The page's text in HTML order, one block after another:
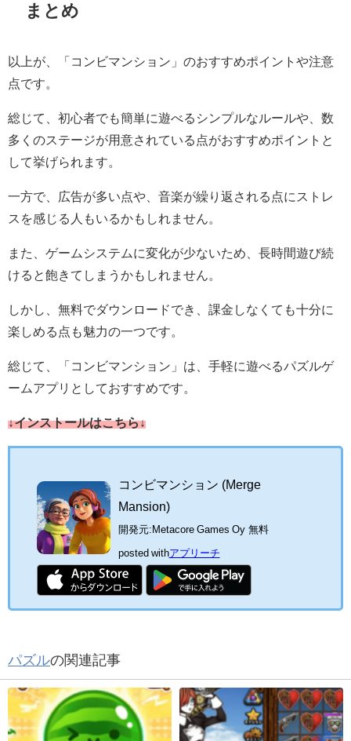
まとめ
以上が、「コンビマンション」のおすすめポイントや注意
点です。
総じて、初心者でも簡単に遊べるシンプルなルールや、数
多くのステージが用意されている点がおすすめポイントと
して挙げられます。
一方で、広告が多い点や、音楽が繰り返される点にストレ
スを感じる人もいるかもしれません。
また、ゲームシステムに変化が少ないため、長時間遊び続
けると飽きてしまうかもしれません。
しかし、無料でダウンロードでき、課金しなくても十分に
楽しめる点も魅力の一つです。
総じて、「コンビマンション」は、手軽に遊べるパズルゲ
ームアプリとしておすすめです。
↓インストールはこちら↓
コンビマンション (Merge
Mansion)
開発元: Metacore Games Oy 無料
posted withアプリーチ
パズルの関連記事